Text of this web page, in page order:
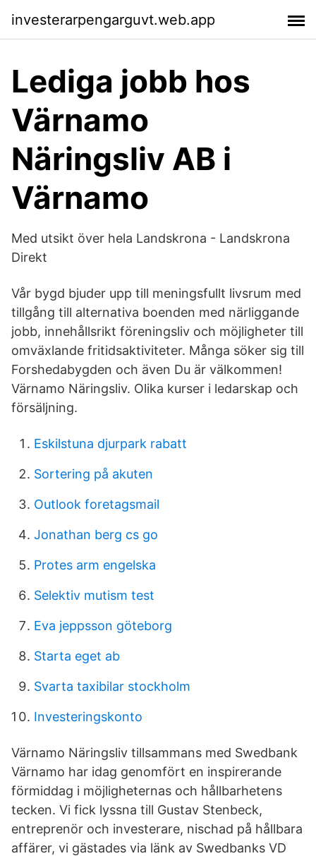
investerarpengarguvt.web.app
Lediga jobb hos
Värnamo
Näringsliv AB i
Värnamo
Med utsikt över hela Landskrona - Landskrona
Direkt
Vår bygd bjuder upp till meningsfullt livsrum med
tillgång till alternativa boenden med närliggande
jobb, innehållsrikt föreningsliv och möjligheter till
omväxlande fritidsaktiviteter. Många söker sig till
Forshedabygden och även Du är välkommen!
Värnamo Näringsliv. Olika kurser i ledarskap och
försäljning.
Eskilstuna djurpark rabatt
Sortering på akuten
Outlook foretagsmail
Jonathan berg cs go
Protes arm engelska
Selektiv mutism test
Eva jeppsson göteborg
Starta eget ab
Svarta taxibilar stockholm
Investeringskonto
Värnamo Näringsliv tillsammans med Swedbank
Värnamo har idag genomfört en inspirerande
förmiddag i möjligheternas och hållbarhetens
tecken. Vi fick lyssna till Gustav Stenbeck,
entreprenör och investerare, nischad på hållbara
affärer, vi gästades via länk av Swedbanks VD